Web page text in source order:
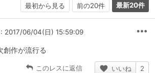
最初から見る 前の20件 最新20件
: 2017/06/04(日) 15:59:09
創作が流行る
このレスに返信 いいね 2